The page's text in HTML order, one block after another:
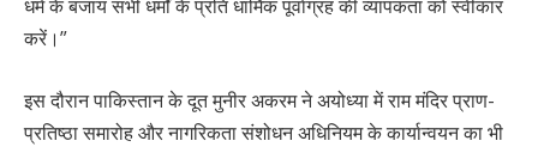
धर्म के बजाय सभी धर्मों के प्रति धार्मिक पूर्वाग्रह की व्यापकता को स्वीकार
करें।”
इस दौरान पाकिस्तान के दूत मुनीर अकरम ने अयोध्या में राम मंदिर प्राण-
प्रतिष्ठा समारोह और नागरिकता संशोधन अधिनियम के कार्यान्वयन का भी